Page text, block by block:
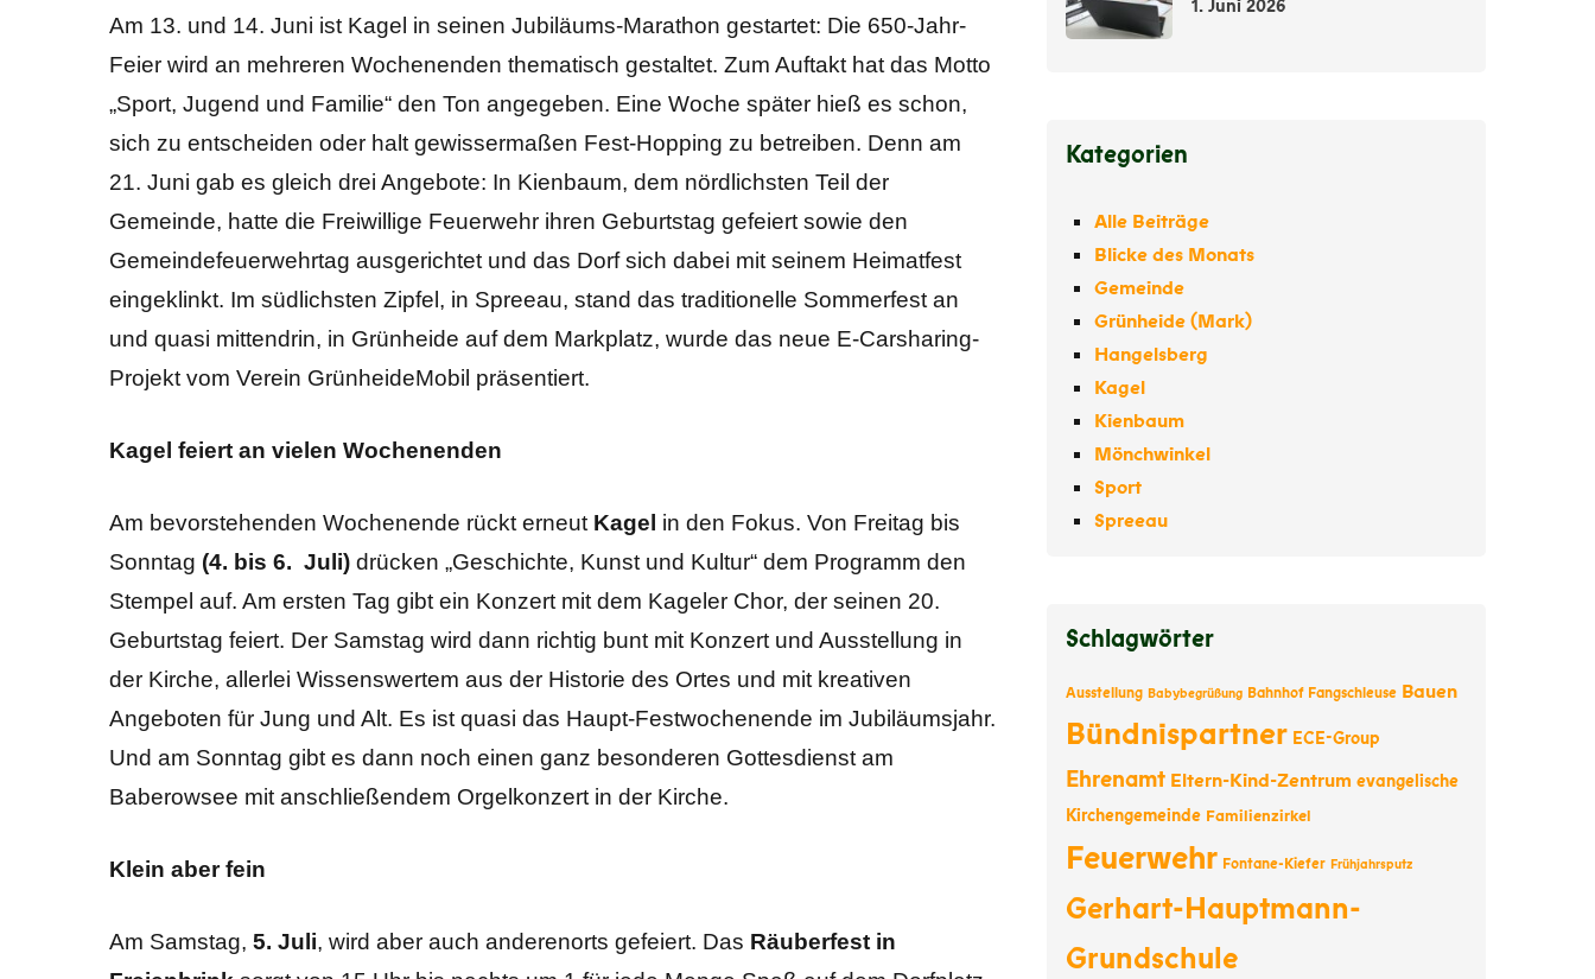
Am 13. und 14. Juni ist Kagel in seinen Jubiläums-Marathon gestartet: Die 650-Jahr-
Feier wird an mehreren Wochenenden thematisch gestaltet. Zum Auftakt hat das Motto
„Sport, Jugend und Familie“ den Ton angegeben. Eine Woche später hieß es schon,
sich zu entscheiden oder halt gewissermaßen Fest-Hopping zu betreiben. Denn am
21. Juni gab es gleich drei Angebote: In Kienbaum, dem nördlichsten Teil der
Gemeinde, hatte die Freiwillige Feuerwehr ihren Geburtstag gefeiert sowie den
Gemeindefeuerwehrtag ausgerichtet und das Dorf sich dabei mit seinem Heimatfest
eingeklinkt. Im südlichsten Zipfel, in Spreeau, stand das traditionelle Sommerfest an
und quasi mittendrin, in Grünheide auf dem Markplatz, wurde das neue E-Carsharing-
Projekt vom Verein GrünheideMobil präsentiert.
Kagel feiert an vielen Wochenenden
Am bevorstehenden Wochenende rückt erneut Kagel in den Fokus. Von Freitag bis
Sonntag (4. bis 6. Juli) drücken „Geschichte, Kunst und Kultur“ dem Programm den
Stempel auf. Am ersten Tag gibt ein Konzert mit dem Kageler Chor, der seinen 20.
Geburtstag feiert. Der Samstag wird dann richtig bunt mit Konzert und Ausstellung in
der Kirche, allerlei Wissenswertem aus der Historie des Ortes und mit kreativen
Angeboten für Jung und Alt. Es ist quasi das Haupt-Festwochenende im Jubiläumsjahr.
Und am Sonntag gibt es dann noch einen ganz besonderen Gottesdienst am
Baberowsee mit anschließendem Orgelkonzert in der Kirche.
Klein aber fein
Am Samstag, 5. Juli, wird aber auch anderenorts gefeiert. Das Räuberfest in
1. Juni 2026
Kategorien
Alle Beiträge
Blicke des Monats
Gemeinde
Grünheide (Mark)
Hangelsberg
Kagel
Kienbaum
Mönchwinkel
Sport
Spreeau
Schlagwörter
Ausstellung Babybegrüßung Bahnhof Fangschleuse Bauen
Bündnispartner ECE-Group
Ehrenamt Eltern-Kind-Zentrum evangelische
Kirchengemeinde Familienzirkel
Feuerwehr Fontane-Kiefer Frühjahrsputz
Gerhart-Hauptmann-
Grundschule